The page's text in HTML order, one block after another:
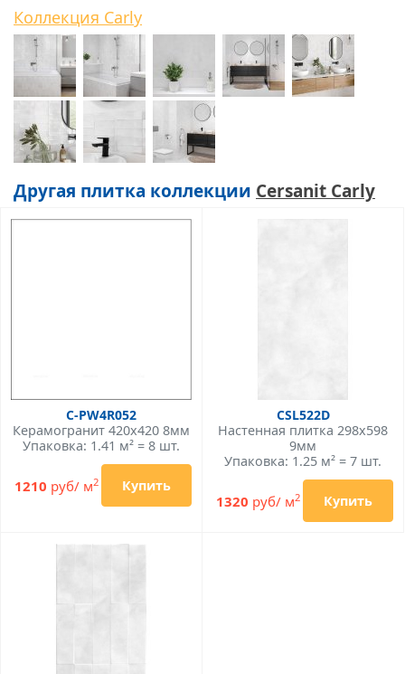
Коллекция Carly
Другая плитка коллекции Cersanit Carly
C-PW4R052
Керамогранит 420x420 8мм
Упаковка: 1.41 м² = 8 шт.
1210 руб/ м2 Купить
CSL522D
Настенная плитка 298x598
9мм
Упаковка: 1.25 м² = 7 шт.
1320 руб/ м2 Купить